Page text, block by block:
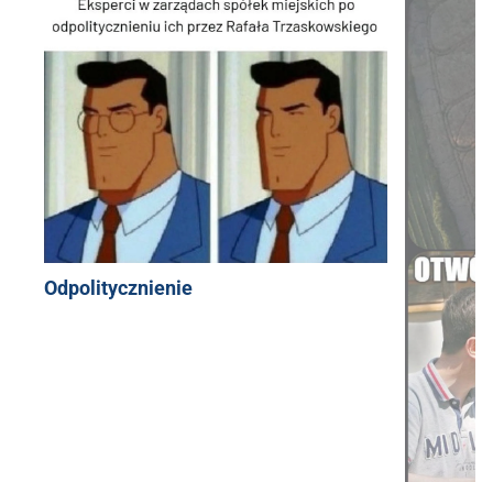
Odpolitycznienie